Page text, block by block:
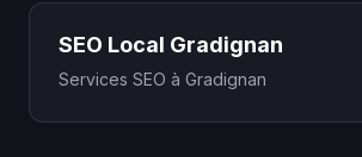
SEO Local Gradignan
Services SEO à Gradignan